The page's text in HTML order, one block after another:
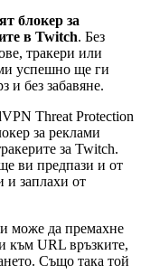
блокер за
в Twitch. Без
тракери или
успешно ще ги
и без забавяне.
Threat Protection
за реклами
за Twitch.
ви предпази и от
и заплахи от
може да премахне
към URL връзките,
Също така той